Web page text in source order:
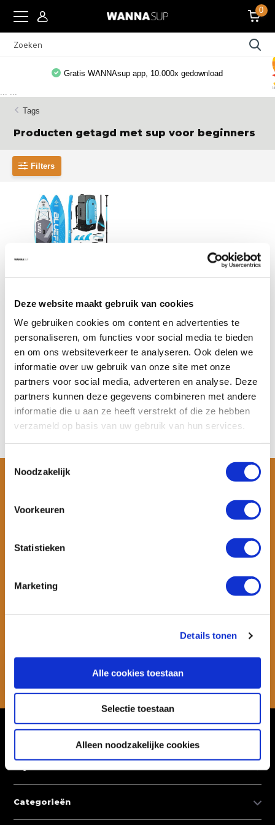
Deze website maakt gebruik van cookies
We gebruiken cookies om content en advertenties te
personaliseren, om functies voor social media te bieden
en om ons websiteverkeer te analyseren. Ook delen we
informatie over uw gebruik van onze site met onze
partners voor social media, adverteren en analyse. Deze
partners kunnen deze gegevens combineren met andere
informatie die u aan ze heeft verstrekt of die ze hebben
verzameld op basis van uw gebruik van hun services.
Toestemmingsselectie
Noodzakelijk
Voorkeuren
Statistieken
Marketing
Details tonen
Alle cookies toestaan
Selectie toestaan
Alleen noodzakelijke cookies
0
Gratis WANNAsup app, 10.000x gedownload
Tags
Producten getagd met sup voor beginners
Filters
Bluefin Cruise Pro SUP
De Bluefin Cruise Pro 10’8″ is
een stabiel e...
Op voorraad
Meer informatie
€ 558,17
Bekijken
* Lees hier de wettelijke beperkingen
Klantenservice
Categorieën
... ...